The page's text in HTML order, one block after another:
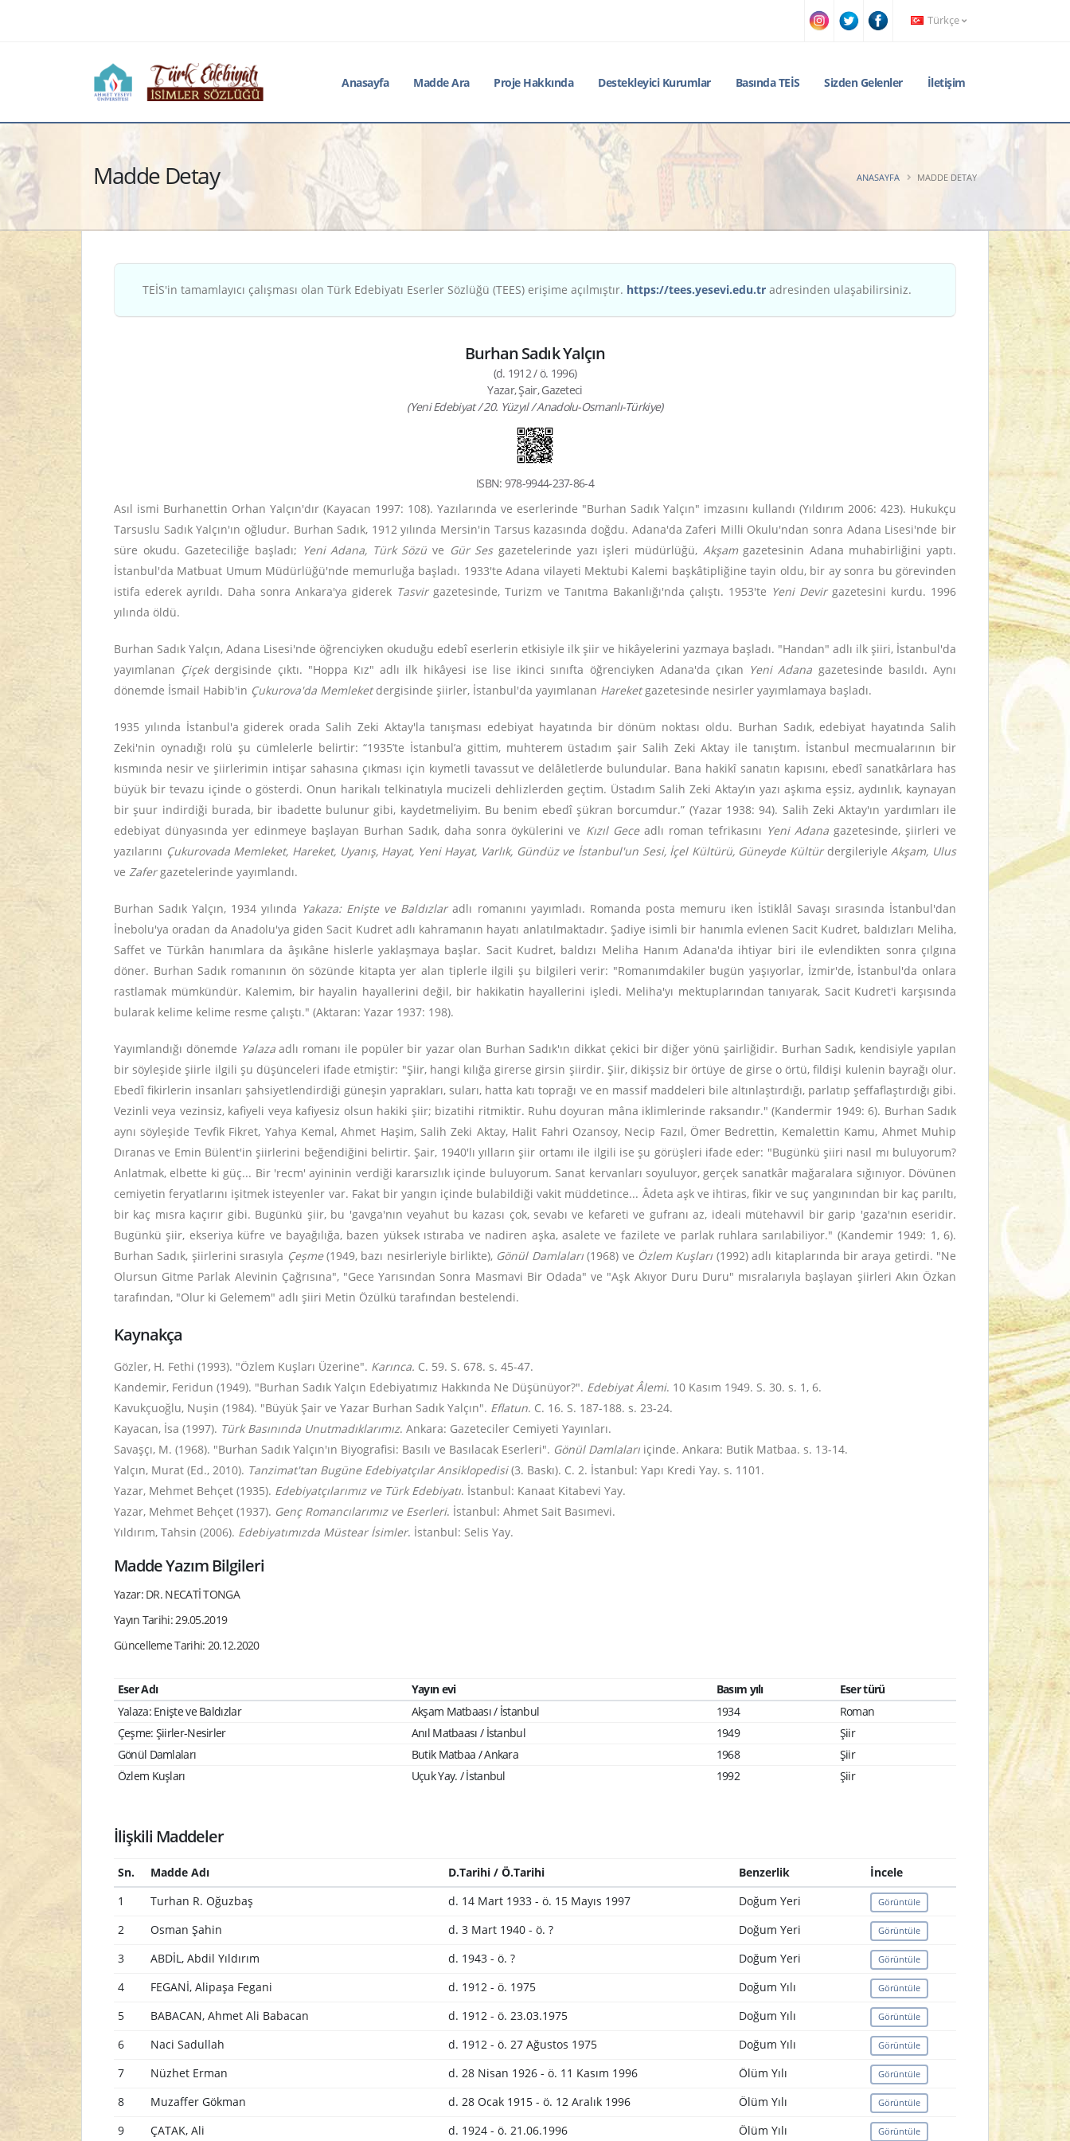
Türkçe
Anasayfa Madde Ara Proje Hakkında Destekleyici Kurumlar Basında TEİS Sizden Gelenler İletişim
Madde Detay ANASAYFA MADDE DETAY
TEİS'in tamamlayıcı çalışması olan Türk Edebiyatı Eserler Sözlüğü (TEES) erişime açılmıştır. https://tees.yesevi.edu.tr adresinden ulaşabilirsiniz.
Burhan Sadık Yalçın
(d. 1912 / ö. 1996)
Yazar, Şair, Gazeteci
(Yeni Edebiyat / 20. Yüzyıl / Anadolu-Osmanlı-Türkiye)
ISBN: 978-9944-237-86-4
Asıl ismi Burhanettin Orhan Yalçın'dır (Kayacan 1997: 108). Yazılarında ve eserlerinde "Burhan Sadık Yalçın" imzasını kullandı (Yıldırım 2006: 423). Hukukçu
Tarsuslu Sadık Yalçın'ın oğludur. Burhan Sadık, 1912 yılında Mersin'in Tarsus kazasında doğdu. Adana'da Zaferi Milli Okulu'ndan sonra Adana Lisesi'nde bir
süre okudu. Gazeteciliğe başladı; Yeni Adana, Türk Sözüve Gür Ses gazetelerinde yazı işleri müdürlüğü,Akşamgazetesinin Adana muhabirliğini yaptı.
İstanbul'da Matbuat Umum Müdürlüğü'nde memurluğa başladı. 1933'te Adana vilayeti Mektubi Kalemi başkâtipliğine tayin oldu, bir ay sonra bu görevinden
istifa ederek ayrıldı. Daha sonra Ankara'ya giderek Tasvirgazetesinde, Turizm ve Tanıtma Bakanlığı'nda çalıştı. 1953'te Yeni Devirgazetesini kurdu. 1996
yılında öldü.
Burhan Sadık Yalçın, Adana Lisesi'nde öğrenciyken okuduğu edebî eserlerin etkisiyle ilk şiir ve hikâyelerini yazmaya başladı. "Handan" adlı ilk şiiri, İstanbul'da
yayımlanan Çiçekdergisinde çıktı. "Hoppa Kız" adlı ilk hikâyesi ise lise ikinci sınıfta öğrenciyken Adana'da çıkan Yeni Adana gazetesinde basıldı. Aynı
dönemde İsmail Habib'in Çukurova'da Memleketdergisinde şiirler, İstanbul'da yayımlanan Hareketgazetesinde nesirler yayımlamaya başladı.
1935 yılında İstanbul'a giderek orada Salih Zeki Aktay'la tanışması edebiyat hayatında bir dönüm noktası oldu. Burhan Sadık, edebiyat hayatında Salih
Zeki'nin oynadığı rolü şu cümlelerle belirtir: “1935’te İstanbul’a gittim, muhterem üstadım şair Salih Zeki Aktay ile tanıştım. İstanbul mecmualarının bir
kısmında nesir ve şiirlerimin intişar sahasına çıkması için kıymetli tavassut ve delâletlerde bulundular. Bana hakikî sanatın kapısını, ebedî sanatkârlara has
büyük bir tevazu içinde o gösterdi. Onun harikalı telkinatıyla mucizeli dehlizlerden geçtim. Üstadım Salih Zeki Aktay’ın yazı aşkıma eşsiz, aydınlık, kaynayan
bir şuur indirdiği burada, bir ibadette bulunur gibi, kaydetmeliyim. Bu benim ebedî şükran borcumdur.” (Yazar 1938: 94). Salih Zeki Aktay'ın yardımları ile
edebiyat dünyasında yer edinmeye başlayan Burhan Sadık, daha sonra öykülerini ve Kızıl Geceadlı roman tefrikasını Yeni Adana gazetesinde, şiirleri ve
yazılarını Çukurovada Memleket, Hareket, Uyanış, Hayat, Yeni Hayat, Varlık, Gündüz ve İstanbul'un Sesi, İçel Kültürü, Güneyde Kültür dergileriyleAkşam, Ulus
ve Zafergazetelerinde yayımlandı.
Burhan Sadık Yalçın, 1934 yılında Yakaza: Enişte ve Baldızlaradlı romanını yayımladı. Romanda posta memuru iken İstiklâl Savaşı sırasında İstanbul'dan
İnebolu'ya oradan da Anadolu'ya giden Sacit Kudret adlı kahramanın hayatı anlatılmaktadır. Şadiye isimli bir hanımla evlenen Sacit Kudret, baldızları Meliha,
Saffet ve Türkân hanımlara da âşıkâne hislerle yaklaşmaya başlar. Sacit Kudret, baldızı Meliha Hanım Adana'da ihtiyar biri ile evlendikten sonra çılgına
döner. Burhan Sadık romanının ön sözünde kitapta yer alan tiplerle ilgili şu bilgileri verir: "Romanımdakiler bugün yaşıyorlar, İzmir'de, İstanbul'da onlara
rastlamak mümkündür. Kalemim, bir hayalin hayallerini değil, bir hakikatin hayallerini işledi. Meliha'yı mektuplarından tanıyarak, Sacit Kudret'i karşısında
bularak kelime kelime resme çalıştı." (Aktaran: Yazar 1937: 198).
Yayımlandığı dönemde Yalazaadlı romanı ile popüler bir yazar olan Burhan Sadık'ın dikkat çekici bir diğer yönü şairliğidir. Burhan Sadık, kendisiyle yapılan
bir söyleşide şiirle ilgili şu düşünceleri ifade etmiştir: "Şiir, hangi kılığa girerse girsin şiirdir. Şiir, dikişsiz bir örtüye de girse o örtü, fildişi kulenin bayrağı olur.
Ebedî fikirlerin insanları şahsiyetlendirdiği güneşin yaprakları, suları, hatta katı toprağı ve en massif maddeleri bile altınlaştırdığı, parlatıp şeffaflaştırdığı gibi.
Vezinli veya vezinsiz, kafiyeli veya kafiyesiz olsun hakiki şiir; bizatihi ritmiktir. Ruhu doyuran mâna iklimlerinde raksandır." (Kandermir 1949: 6). Burhan Sadık
aynı söyleşide Tevfik Fikret, Yahya Kemal, Ahmet Haşim, Salih Zeki Aktay, Halit Fahri Ozansoy, Necip Fazıl, Ömer Bedrettin, Kemalettin Kamu, Ahmet Muhip
Dıranas ve Emin Bülent'in şiirlerini beğendiğini belirtir. Şair, 1940'lı yılların şiir ortamı ile ilgili ise şu görüşleri ifade eder: "Bugünkü şiiri nasıl mı buluyorum?
Anlatmak, elbette ki güç... Bir 'recm' ayininin verdiği kararsızlık içinde buluyorum. Sanat kervanları soyuluyor, gerçek sanatkâr mağaralara sığınıyor. Dövünen
cemiyetin feryatlarını işitmek isteyenler var. Fakat bir yangın içinde bulabildiği vakit müddetince... Âdeta aşk ve ihtiras, fikir ve suç yangınından bir kaç parıltı,
bir kaç mısra kaçırır gibi. Bugünkü şiir, bu 'gavga'nın veyahut bu kazası çok, sevabı ve kefareti ve gufranı az, ideali mütehavvil bir garip 'gaza'nın eseridir.
Bugünkü şiir, ekseriya küfre ve bayağılığa, bazen yüksek ıstıraba ve nadiren aşka, asalete ve fazilete ve parlak ruhlara sarılabiliyor." (Kandemir 1949: 1, 6).
Burhan Sadık, şiirlerini sırasıyla Çeşme(1949, bazı nesirleriyle birlikte), Gönül Damlaları(1968) ve Özlem Kuşları (1992) adlı kitaplarında bir araya getirdi. "Ne
Olursun Gitme Parlak Alevinin Çağrısına", "Gece Yarısından Sonra Masmavi Bir Odada" ve "Aşk Akıyor Duru Duru" mısralarıyla başlayan şiirleri Akın Özkan
tarafından, "Olur ki Gelemem" adlı şiiri Metin Özülkü tarafından bestelendi.
Kaynakça
Gözler, H. Fethi (1993). "Özlem Kuşları Üzerine". Karınca. C. 59. S. 678. s. 45-47.
Kandemir, Feridun (1949). "Burhan Sadık Yalçın Edebiyatımız Hakkında Ne Düşünüyor?". Edebiyat Âlemi. 10 Kasım 1949. S. 30. s. 1, 6.
Kavukçuoğlu, Nuşin (1984). "Büyük Şair ve Yazar Burhan Sadık Yalçın". Eflatun. C. 16. S. 187-188. s. 23-24.
Kayacan, İsa (1997). Türk Basınında Unutmadıklarımız. Ankara: Gazeteciler Cemiyeti Yayınları.
Savaşçı, M. (1968). "Burhan Sadık Yalçın'ın Biyografisi: Basılı ve Basılacak Eserleri". Gönül Damlaları içinde. Ankara: Butik Matbaa. s. 13-14.
Yalçın, Murat (Ed., 2010). Tanzimat'tan Bugüne Edebiyatçılar Ansiklopedisi(3. Baskı). C. 2. İstanbul: Yapı Kredi Yay. s. 1101.
Yazar, Mehmet Behçet (1935). Edebiyatçılarımız ve Türk Edebiyatı. İstanbul: Kanaat Kitabevi Yay.
Yazar, Mehmet Behçet (1937). Genç Romancılarımız ve Eserleri. İstanbul: Ahmet Sait Basımevi.
Yıldırım, Tahsin (2006). Edebiyatımızda Müstear İsimler. İstanbul: Selis Yay.
Madde Yazım Bilgileri
Yazar: DR. NECATİ TONGA
Yayın Tarihi: 29.05.2019
Güncelleme Tarihi: 20.12.2020
Eser Adı Yayın evi Basım yılı
Eser türü
Yalaza: Enişte ve Baldızlar
Akşam Matbaası / İstanbul 1934
Roman
Çeşme: Şiirler-Nesirler
Anıl Matbaası / İstanbul 1949
Şiir
Gönül Damlaları
Butik Matbaa / Ankara 1968
Şiir
Özlem Kuşları
Uçuk Yay. / İstanbul 1992 Şiir
İlişkili Maddeler
Sn. Madde Adı D.Tarihi / Ö.Tarihi Benzerlik
İncele
1
Turhan R. Oğuzbaş d. 14 Mart 1933 - ö. 15 Mayıs 1997 Doğum Yeri Görüntüle
2 Osman Şahin d. 3 Mart 1940 - ö. ? Doğum Yeri Görüntüle
3 ABDİL, Abdil Yıldırım d. 1943 - ö. ? Doğum Yeri Görüntüle
4 FEGANİ, Alipaşa Fegani d. 1912 - ö. 1975 Doğum Yılı Görüntüle
5 BABACAN, Ahmet Ali Babacan d. 1912 - ö. 23.03.1975 Doğum Yılı Görüntüle
6 Naci Sadullah d. 1912 - ö. 27 Ağustos 1975 Doğum Yılı Görüntüle
7 Nüzhet Erman d. 28 Nisan 1926 - ö. 11 Kasım 1996 Ölüm Yılı Görüntüle
8 Muzaffer Gökman d. 28 Ocak 1915 - ö. 12 Aralık 1996 Ölüm Yılı Görüntüle
9 ÇATAK, Ali d. 1924 - ö. 21.06.1996 Ölüm Yılı Görüntüle